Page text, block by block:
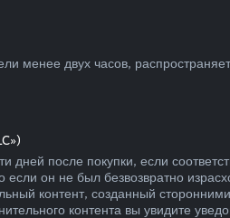
менее двух часов,
дней после покупки, если
если он не был безвозвратно
контент, созданный
контента вы увидите